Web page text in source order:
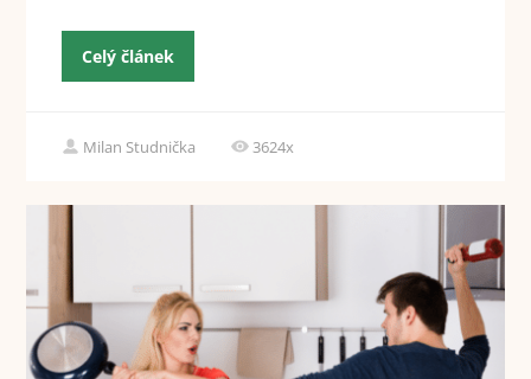
Celý článek
Milan Studnička 3624x